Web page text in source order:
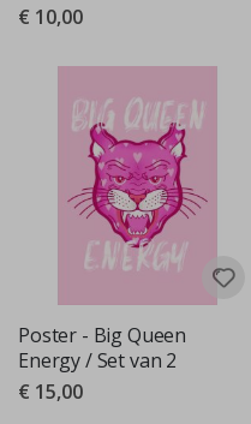
€ 10,00
Poster - Big Queen
Energy / Set van 2
€ 15,00